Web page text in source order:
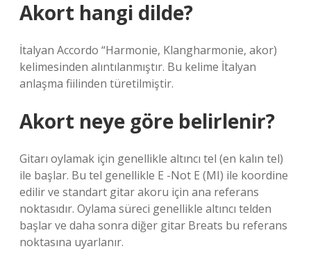
Akort hangi dilde?
İtalyan Accordo “Harmonie, Klangharmonie, akor)
kelimesinden alıntılanmıştır. Bu kelime İtalyan
anlaşma fiilinden türetilmiştir.
Akort neye göre belirlenir?
Gitarı oylamak için genellikle altıncı tel (en kalın tel)
ile başlar. Bu tel genellikle E -Not E (MI) ile koordine
edilir ve standart gitar akoru için ana referans
noktasıdır. Oylama süreci genellikle altıncı telden
başlar ve daha sonra diğer gitar Breats bu referans
noktasına uyarlanır.